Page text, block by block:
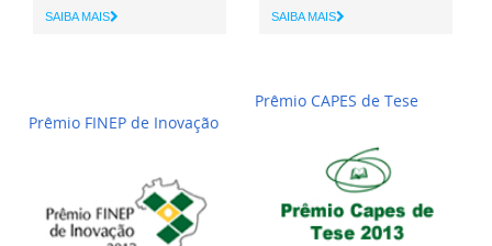
SAIBA MAIS SAIBA MAIS
Prêmio FINEP de Inovação
Prêmio CAPES de Tese